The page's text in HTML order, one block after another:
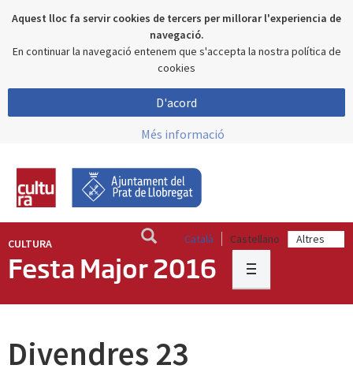
Aquest lloc fa servir cookies de tercers per millorar l'experiencia de
navegació.
En continuar la navegació entenem que s'accepta la nostra política de
cookies
D'acord
Més informació
Català Castellano
CULTURA
Festa Major 2016
Divendres 23